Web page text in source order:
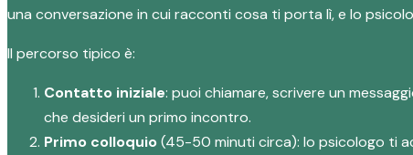
una conversazione in cui racconti cosa ti porta lì, e lo
Il percorso tipico è:
Contatto iniziale: puoi chiamare, scrivere un
che desideri un primo incontro.
Primo colloquio(45-50 minuti circa): lo psicologo ti